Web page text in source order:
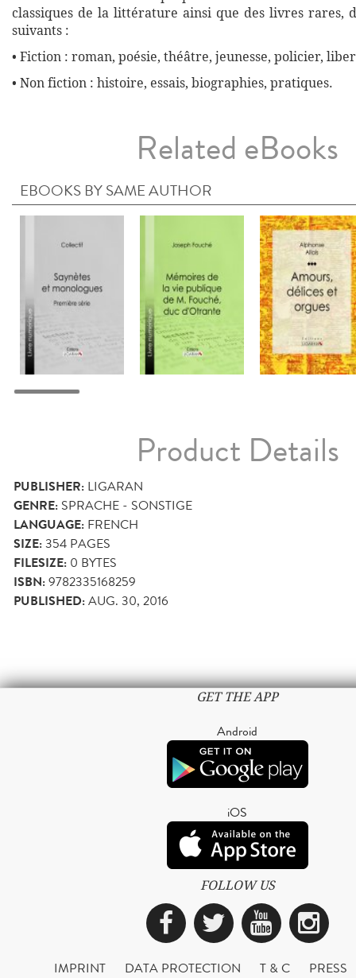
classiques de la littérature ainsi que des livres rares,
suivants :
• Fiction : roman, poésie, théâtre, jeunesse, policier,
• Non fiction : histoire, essais, biographies, pratiques.
Related eBooks
EBOOKS BY SAME AUTHOR
Product Details
PUBLISHER: LIGARAN
GENRE: SPRACHE - SONSTIGE
LANGUAGE: FRENCH
SIZE:354 PAGES
FILESIZE: 0 BYTES
ISBN:9782335168259
PUBLISHED:AUG. 30, 2016
GET THE APP
Android
iOS
FOLLOW US
Facebook
Twitter
IMPRINT DATA PROTECTION T & C
PRESS